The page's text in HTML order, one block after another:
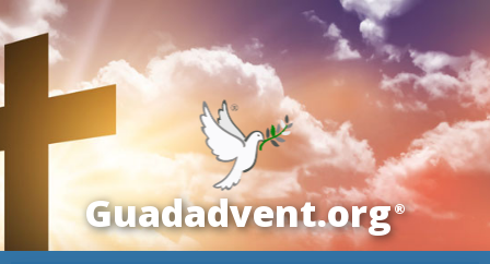
Guadadvent.org®